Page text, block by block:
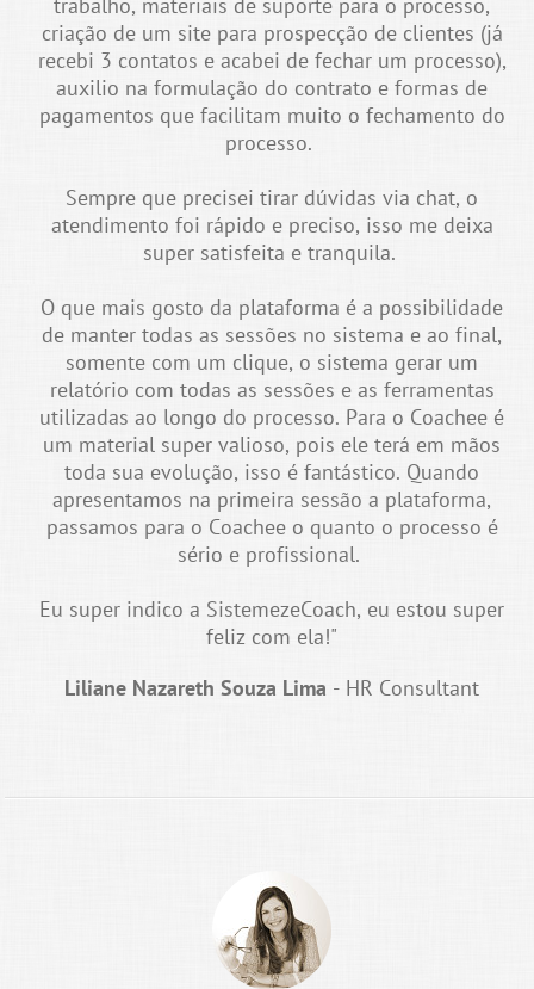
criação de um site para prospecção de clientes (já
recebi 3 contatos e acabei de fechar um processo),
auxilio na formulação do contrato e formas de
pagamentos que facilitam muito o fechamento do
processo.
Sempre que precisei tirar dúvidas via chat, o
atendimento foi rápido e preciso, isso me deixa
super satisfeita e tranquila.
O que mais gosto da plataforma é a possibilidade
de manter todas as sessões no sistema e ao final,
somente com um clique, o sistema gerar um
relatório com todas as sessões e as ferramentas
utilizadas ao longo do processo. Para o Coachee é
um material super valioso, pois ele terá em mãos
toda sua evolução, isso é fantástico. Quando
apresentamos na primeira sessão a plataforma,
passamos para o Coachee o quanto o processo é
sério e profissional.
Eu super indico a SistemezeCoach, eu estou super
feliz com ela!"
Liliane Nazareth Souza Lima - HR Consultant